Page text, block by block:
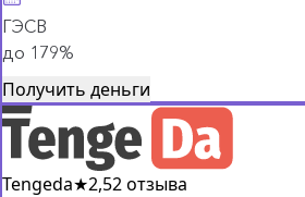
ГЭСВ
до 179%
Получить деньги
Tengeda★2,52 отзыва